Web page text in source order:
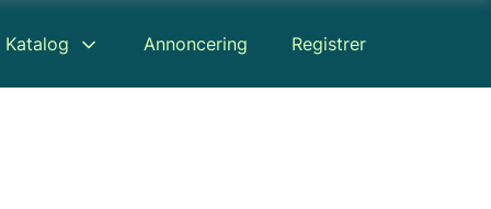
Katalog Annoncering Registrer